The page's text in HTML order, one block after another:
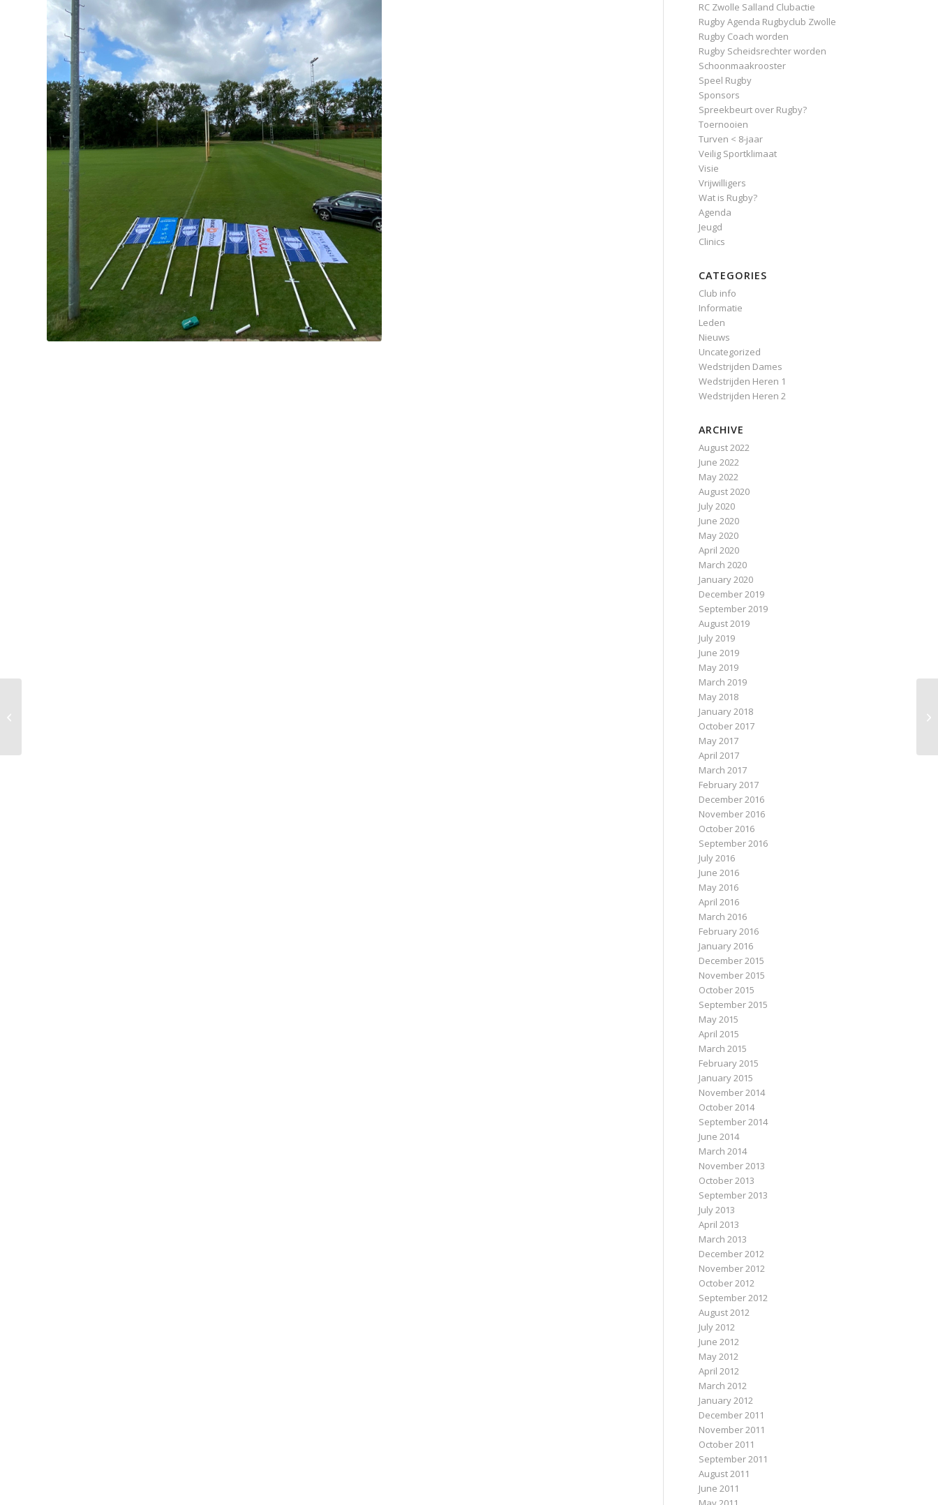
RC Zwolle Salland Clubactie
Rugby Agenda Rugbyclub Zwolle
Rugby Coach worden
Rugby Scheidsrechter worden
Schoonmaakrooster
Speel Rugby
Sponsors
Spreekbeurt over Rugby?
Toernooien
Turven < 8-jaar
Veilig Sportklimaat
Visie
Vrijwilligers
Wat is Rugby?
Agenda
Jeugd
Clinics
CATEGORIES
Club info
Informatie
Leden
Nieuws
Uncategorized
Wedstrijden Dames
Wedstrijden Heren 1
Wedstrijden Heren 2
ARCHIVE
August 2022
June 2022
May 2022
August 2020
July 2020
June 2020
May 2020
April 2020
March 2020
January 2020
December 2019
September 2019
August 2019
July 2019
June 2019
May 2019
March 2019
May 2018
January 2018
October 2017
May 2017
April 2017
March 2017
February 2017
December 2016
November 2016
October 2016
September 2016
July 2016
June 2016
May 2016
April 2016
March 2016
February 2016
January 2016
December 2015
November 2015
October 2015
September 2015
May 2015
April 2015
March 2015
February 2015
January 2015
November 2014
October 2014
September 2014
June 2014
March 2014
November 2013
October 2013
September 2013
July 2013
April 2013
March 2013
December 2012
November 2012
October 2012
September 2012
August 2012
July 2012
June 2012
May 2012
April 2012
March 2012
January 2012
December 2011
November 2011
October 2011
September 2011
August 2011
June 2011